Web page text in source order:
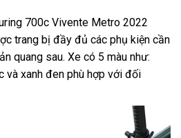
700c Vivente Metro 2022
trang bị đầy đủ các phụ kiện cần
quang sau. Xe có 5 màu như:
và xanh đen phù hợp với đối